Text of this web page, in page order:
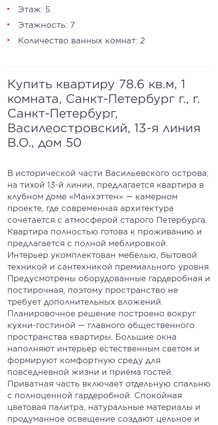
Этаж: 5
Этажность: 7
Количество ванных комнат: 2
Купить квартиру 78.6 кв.м, 1
комната, Санкт-Петербург г., г.
Санкт-Петербург,
Василеостровский, 13-я линия
В.О., дом 50
В исторической части Васильевского острова,
на тихой 13-й линии, предлагается квартира в
клубном доме «Манхэттен» — камерном
проекте, где современная архитектура
сочетается с атмосферой старого Петербурга.
Квартира полностью готова к проживанию и
предлагается с полной меблировкой.
Интерьер укомплектован мебелью, бытовой
техникой и сантехникой премиального уровня.
Предусмотрены оборудованные гардеробная и
постирочная, поэтому пространство не
требует дополнительных вложений.
Планировочное решение построено вокруг
кухни-гостиной — главного общественного
пространства квартиры. Большие окна
наполняют интерьер естественным светом и
формируют комфортную среду для
повседневной жизни и приёма гостей.
Приватная часть включает отдельную спальню
с полноценной гардеробной. Спокойная
цветовая палитра, натуральные материалы и
продуманное освещение создают цельное и